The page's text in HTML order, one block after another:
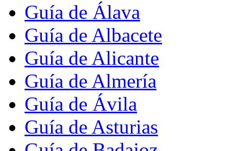
Guía de Álava
Guía de Albacete
Guía de Alicante
Guía de Almería
Guía de Ávila
Guía de Asturias